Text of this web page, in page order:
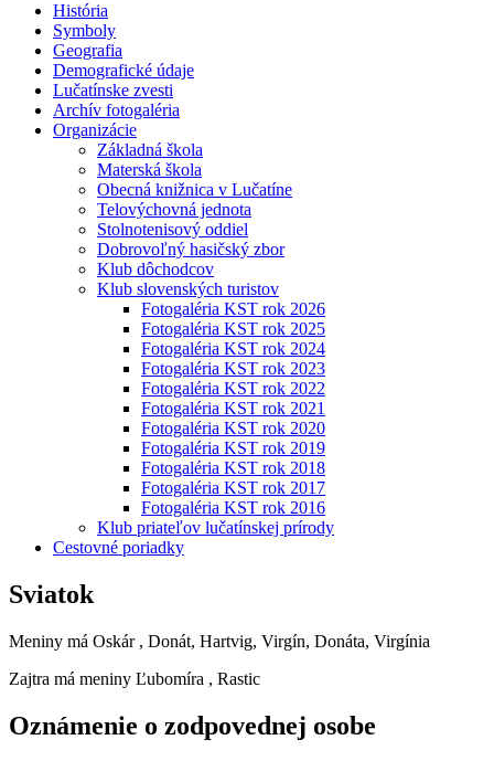
História
Symboly
Geografia
Demografické údaje
Lučatínske zvesti
Archív fotogaléria
Organizácie
Základná škola
Materská škola
Obecná knižnica v Lučatíne
Telovýchovná jednota
Stolnotenisový oddiel
Dobrovoľný hasičský zbor
Klub dôchodcov
Klub slovenských turistov
Fotogaléria KST rok 2026
Fotogaléria KST rok 2025
Fotogaléria KST rok 2024
Fotogaléria KST rok 2023
Fotogaléria KST rok 2022
Fotogaléria KST rok 2021
Fotogaléria KST rok 2020
Fotogaléria KST rok 2019
Fotogaléria KST rok 2018
Fotogaléria KST rok 2017
Fotogaléria KST rok 2016
Klub priateľov lučatínskej prírody
Cestovné poriadky
Sviatok
Meniny má Oskár , Donát, Hartvig, Virgín, Donáta, Virgínia
Zajtra má meniny Ľubomíra , Rastic
Oznámenie o zodpovednej osobe